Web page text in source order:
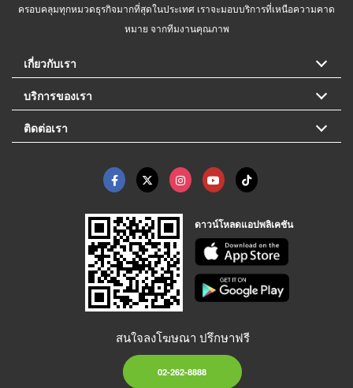
ครอบคลุมทุกหมวดธุรกิจมากที่สุดในประเทศ เราจะมอบบริการที่เหนือความคาด
หมาย จากทีมงานคุณภาพ
เกี่ยวกับเรา
บริการของเรา
ติดต่อเรา
ดาวน์โหลดแอปพลิเคชัน
สนใจลงโฆษณา ปรึกษาฟรี
02-262-8888